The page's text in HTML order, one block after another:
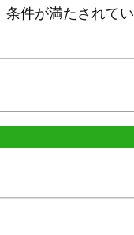
条件が満たされてい